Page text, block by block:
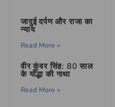
जादुई दर्पण और राजा का
न्याय
Read More »
वीर कुंवर सिंह: 80 साल
के योद्धा की गाथा
Read More »